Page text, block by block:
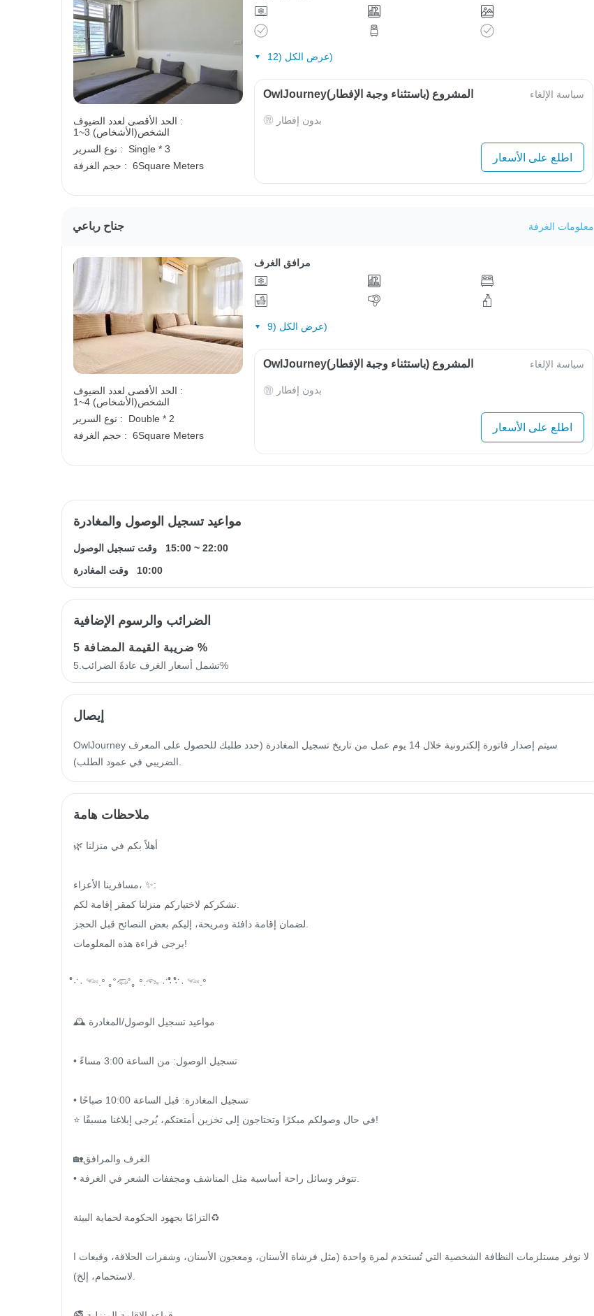
الحد الأقصى لعدد الضيوف :
1~3 الشخص(الأشخاص)
نوع السرير :
Single * 3
حجم الغرفة : 6Square Meters
عرض الكل (12)
OwlJourneyالمشروع (باستثناء وجبة الإفطار) سياسة الإلغاء
بدون إفطار
اطلع على الأسعار
جناح رباعي معلومات الغرفة
الحد الأقصى لعدد الضيوف :
1~4 الشخص(الأشخاص)
نوع السرير :
Double * 2
حجم الغرفة : 6Square Meters
مرافق الغرف
عرض الكل (9)
OwlJourneyالمشروع (باستثناء وجبة الإفطار) سياسة الإلغاء
بدون إفطار
اطلع على الأسعار
مواعيد تسجيل الوصول والمغادرة
وقت تسجيل الوصول 15:00 ~ 22:00
وقت المغادرة
10:00
الضرائب والرسوم الإضافية
ضريبة القيمة المضافة 5 %
تشمل أسعار الغرف عادةً الضرائب.5%
إيصال
OwlJourney سيتم إصدار فاتورة إلكترونية خلال 14 يوم عمل من تاريخ تسجيل المغادرة (حدد طلبك للحصول على المعرف
ملاحظات هامة
🌿 أهلاً بكم في منزلنا
مسافرينا الأعزاء، ✨:
نشكركم لاختياركم منزلنا كمقر إقامة لكم.
لضمان إقامة دافئة ومريحة، إليكم بعض النصائح قبل الحجز.
يرجى قراءة هذه المعلومات!
‧̍̊˙· 𓆝.° ｡˚𓆛˚｡ °.𓆞 ·˙‧̍̊ ‧̍̊˙· 𓆝.°
🕰️ مواعيد تسجيل الوصول/المغادرة
• تسجيل الوصول: من الساعة 3:00 مساءً
• تسجيل المغادرة: قبل الساعة 10:00 صباحًا
⭐️ في حال وصولكم مبكرًا وتحتاجون إلى تخزين أمتعتكم، يُرجى إبلاغنا مسبقًا!
🏡الغرف والمرافق
• تتوفر وسائل راحة أساسية مثل المناشف ومجففات الشعر في الغرفة.
التزامًا بجهود الحكومة لحماية البيئة♻️
لا نوفر مستلزمات النظافة الشخصية التي تُستخدم لمرة واحدة (مثل فرشاة الأسنان، ومعجون الأسنان، وشفرات الحلاقة، وقبعات ا
لاستحمام، إلخ).